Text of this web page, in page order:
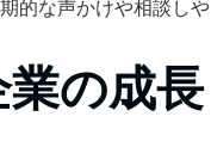
的な声かけや相談しや
の成長